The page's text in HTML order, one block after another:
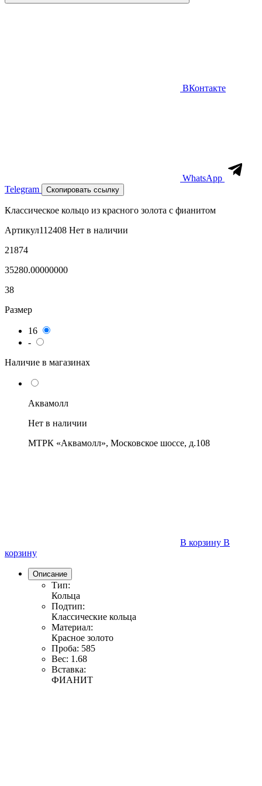
ВКонтакте
WhatsApp
Telegram
Скопировать ссылку
Классическое кольцо из красного золота с фианитом
Артикул112408 Нет в наличии
21874
35280.00000000
38
Размер
16
-
Наличие в магазинах
Аквамолл
Нет в наличии
МТРК «Аквамолл», Московское шоссе, д.108
В корзину В
корзину
Описание
Тип:
Кольца
Подтип:
Классические кольца
Материал:
Красное золото
Проба: 585
Вес: 1.68
Вставка:
ФИАНИТ